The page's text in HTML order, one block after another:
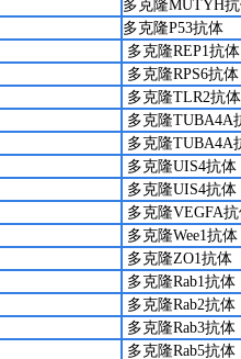
多克隆MUTYH
多克隆P53抗体
多克隆REP1抗体
多克隆RPS6抗体
多克隆TLR2抗体
多克隆TUBA4A
多克隆TUBA4A
多克隆UIS4抗体
多克隆UIS4抗体
多克隆VEGFA
多克隆Wee1抗体
多克隆ZO1抗体
多克隆Rab1抗体
多克隆Rab2抗体
多克隆Rab3抗体
多克隆Rab5抗体